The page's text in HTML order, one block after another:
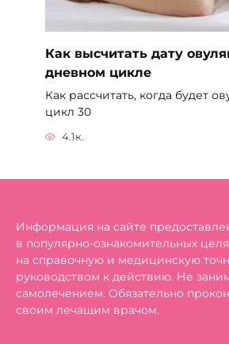
Как высчитать дату
дневном цикле
Как рассчитать, когда будет
цикл 30
4.1к.
Информация на сайте
в популярно-ознакомительных
на справочную и медицинскую
руководством к действию. Не
самолечением. Обязательно
своим лечащим врачом.